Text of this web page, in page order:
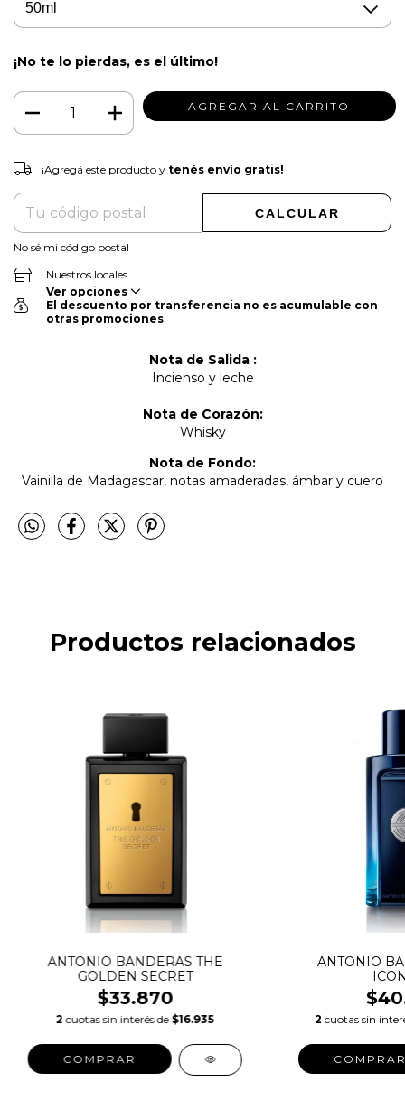
¡No te lo pierdas, es el último!
¡Agregá este producto y tenés envío gratis!
Entregas para el CP: CAMBIAR CP
¡Agregá este producto y tenés envío gratis!
CALCULAR
No sé mi código postal
Nuestros locales
Ver opciones
El descuento por transferencia no es acumulable con
otras promociones
Nota de Salida :
Incienso y leche
Nota de Corazón:
Whisky
Nota de Fondo:
Vainilla de Madagascar, notas amaderadas, ámbar y cuero
Productos relacionados
ANTONIO BANDERAS THE
GOLDEN SECRET
$33.870
2 cuotas sin interés de $16.935
COMPRAR
ANTONIO
2 cuotas sin